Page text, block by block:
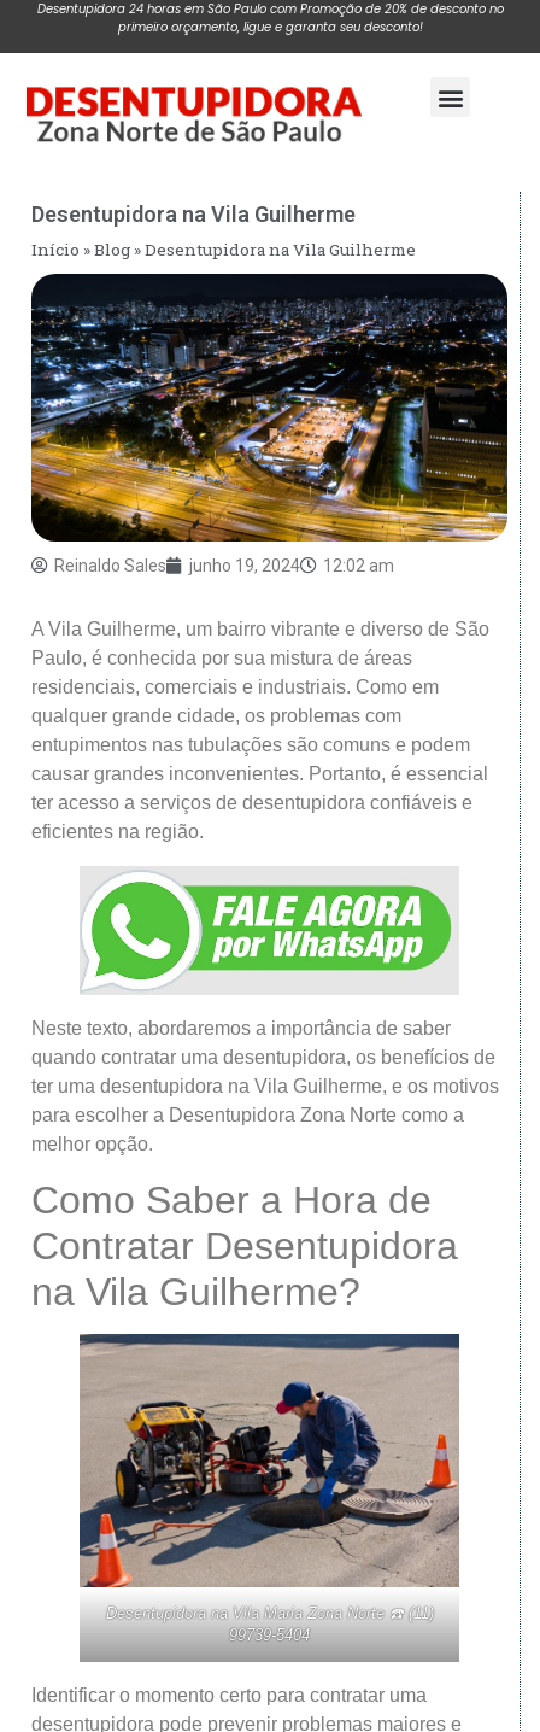
Desentupidora 24 horas em São Paulo com Promoção de 20% de desconto no
primeiro orçamento, ligue e garanta seu desconto!
Desentupidora na Vila Guilherme
Início »Blog »Desentupidora na Vila Guilherme
Reinaldo Sales junho 19, 2024 12:02 am
A Vila Guilherme, um bairro vibrante e diverso de São
Paulo, é conhecida por sua mistura de áreas
residenciais, comerciais e industriais. Como em
qualquer grande cidade, os problemas com
entupimentos nas tubulações são comuns e podem
causar grandes inconvenientes. Portanto, é essencial
ter acesso a serviços de desentupidora confiáveis e
eficientes na região.
Neste texto, abordaremos a importância de saber
quando contratar uma desentupidora, os benefícios de
ter uma desentupidora na Vila Guilherme, e os motivos
para escolher a Desentupidora Zona Norte como a
melhor opção.
Como Saber a Hora de
Contratar Desentupidora
na Vila Guilherme?
Desentupidora na Vila Maria Zona Norte ☎️ (11)
99739-5404
Identificar o momento certo para contratar uma
desentupidora pode prevenir problemas maiores e